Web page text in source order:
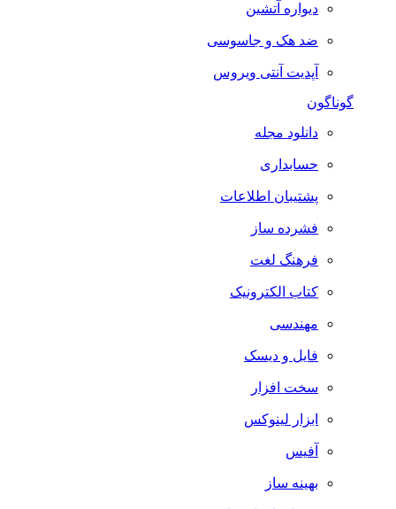
دیواره آتشین
ضد هک و جاسوسی
آپدیت آنتی ویروس
گوناگون
دانلود مجله
حسابداری
پشتیبان اطلاعات
فشرده ساز
فرهنگ لغت
کتاب الکترونیک
مهندسی
فایل و دیسک
سخت افزار
ابزار لینوکس
آفیس
بهینه ساز